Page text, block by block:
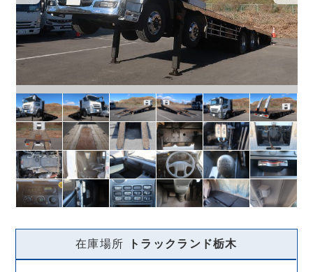
在庫場所 トラックランド栃木